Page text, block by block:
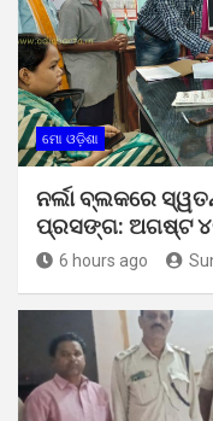
ମୋ ଓଡ଼ିଶା
ନର୍ଲା ବ୍ଲକରେ
ପ୍ରସଙ୍ଗ: ଅଗଷ୍ଟ
6 hours ago